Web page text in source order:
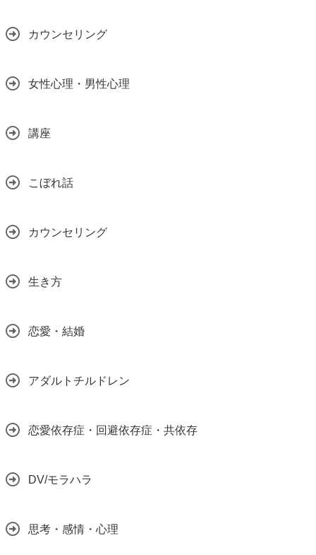
カウンセリング
女性心理・男性心理
講座
こぼれ話
カウンセリング
生き方
恋愛・結婚
アダルトチルドレン
恋愛依存症・回避依存症・共依存
DV/モラハラ
思考・感情・心理